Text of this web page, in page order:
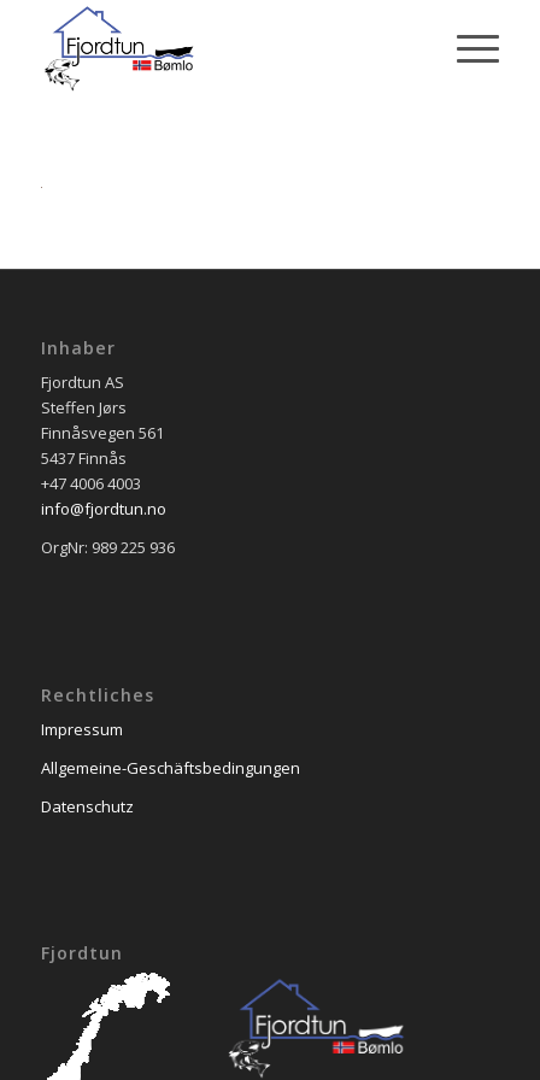
Inhaber
Fjordtun AS
Steffen Jørs
Finnåsvegen 561
5437 Finnås
+47 4006 4003
info@fjordtun.no
OrgNr: 989 225 936
Rechtliches
Impressum
Allgemeine-Geschäftsbedingungen
Datenschutz
Fjordtun